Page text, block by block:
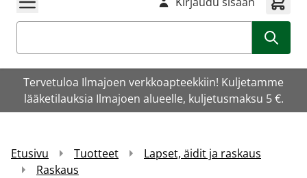
Tervetuloa Ilmajoen verkkoapteekkiin! Kuljetamme
lääketilauksia Ilmajoen alueelle, kuljetusmaksu 5 €.
Etusivu Tuotteet
Lapset, äidit ja raskaus
Raskaus